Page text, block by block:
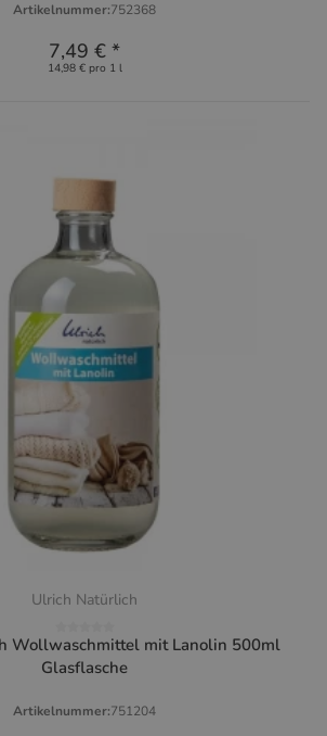
Artikelnummer:752368
7,49 € *
14,98 € pro 1 l
Ulrich Natürlich
Wollwaschmittel mit Lanolin 500ml
Glasflasche
Artikelnummer:751204